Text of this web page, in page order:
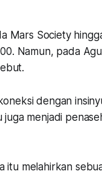
Mars Society
Namun, pada
dengan
menjadi
itu melahirkan